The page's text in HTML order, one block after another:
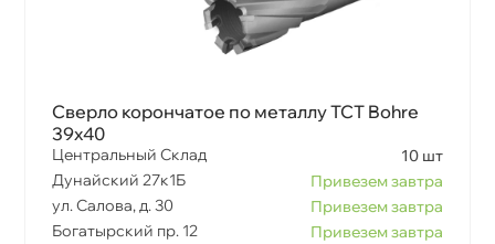
Сверло корончатое по металлу TCT Bohre
39х40
Центральный Склад
10 шт
Дунайский 27к1Б
Привезем завтра
ул. Салова, д. 30
Привезем завтра
Богатырский пр. 12
Привезем завтра